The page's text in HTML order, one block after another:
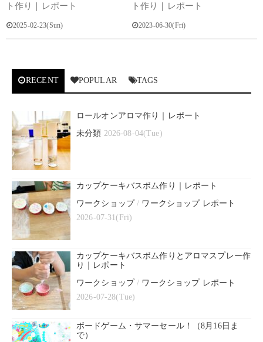
ト作り｜レポート
2025-02-23(Sun)
ト作り｜レポート
2023-06-30(Fri)
RECENT POPULAR TAGS
ロールオンアロマ作り｜レポート
未分類 2026-08-04(Tue)
カップケーキバスボム作り｜レポート
ワークショップ/ ワークショップ レポート
2026-07-31(Fri)
カップケーキバスボム作りとアロマスプレー作
り｜レポート
ワークショップ/ ワークショップ レポート
2026-07-28(Tue)
ボードゲーム・サマーセール！（8月16日ま
で）